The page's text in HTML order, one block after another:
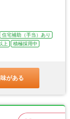
住宅補助（手当）あり
上
積極採用中
がある